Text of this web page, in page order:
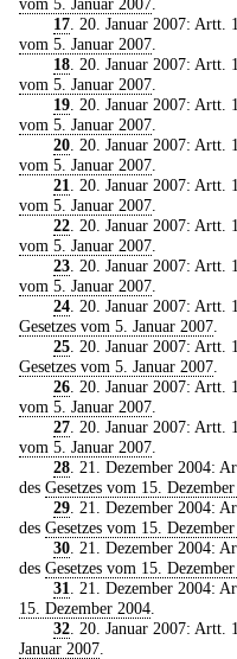
17. 20. Januar 2007: Artt.
vom 5. Januar 2007
18. 20. Januar 2007: Artt.
vom 5. Januar 2007
19. 20. Januar 2007: Artt.
vom 5. Januar 2007
20. 20. Januar 2007: Artt.
vom 5. Januar 2007
21
. 20. Januar 2007: Artt.
vom 5. Januar 2007
22. 20. Januar 2007: Artt.
vom 5. Januar 2007
23. 20. Januar 2007: Artt.
vom 5. Januar 2007
24. 20. Januar 2007: Artt.
Gesetzes vom 5. Januar 2007
25. 20. Januar 2007: Artt.
Gesetzes vom 5. Januar 2007
26. 20. Januar 2007: Artt.
vom 5. Januar 2007
27. 20. Januar 2007: Artt.
vom 5. Januar 2007
28. 21. Dezember 2004:
des Gesetzes vom 15.
29. 21. Dezember 2004:
des Gesetzes vom 15.
30. 21. Dezember 2004:
des Gesetzes vom 15.
31
. 21. Dezember 2004:
15. Dezember 2004
32. 20. Januar 2007: Artt.
Januar 2007